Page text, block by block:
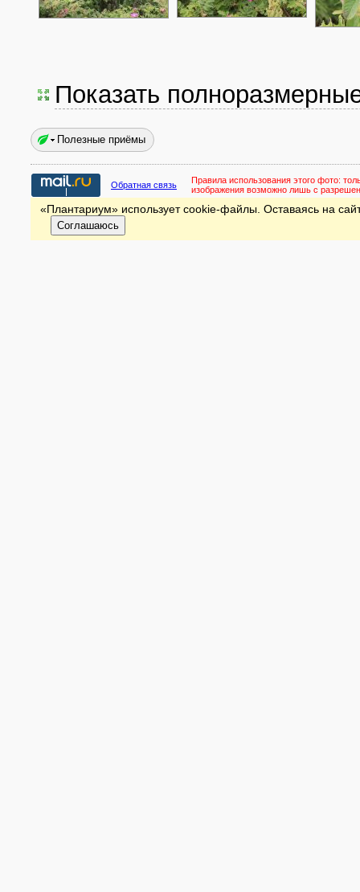
Показать
Полезные приёмы
Обратная связь Правила использования этого фото:
изображения возможно лишь с
«Плантариум» использует cookie-файлы. Оставаясь на
Соглашаюсь